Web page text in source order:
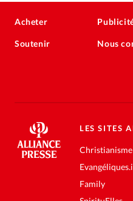
Acheter
Soutenir Nous
LES SITES
Family